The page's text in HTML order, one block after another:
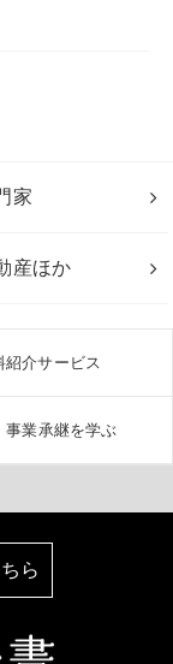
家
産ほか
紹介サービス
事業承継を学ぶ
ら